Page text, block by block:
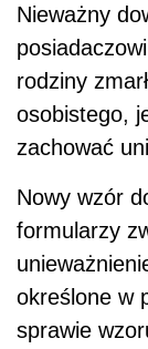
Nieważny
rodziny
osobistego,
zachować
Nowy wzór
formularzy
określone w
sprawie